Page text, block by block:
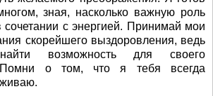
зная, насколько важную роль
сочетании с энергией. Принимай мои
скорейшего выздоровления, ведь
возможность для своего
Помни о том, что я тебя всегда